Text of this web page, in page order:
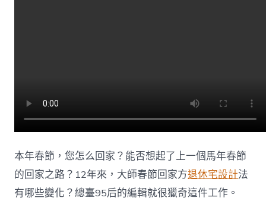
法
都
意
豪
宅
設
計
本年春節，您怎么回家？能否想起了上一個馬年春節
的回家之路？12年來，大師春節回家方退休宅設計法
有哪些變化？總臺95后的編輯就很獵奇這件工作。